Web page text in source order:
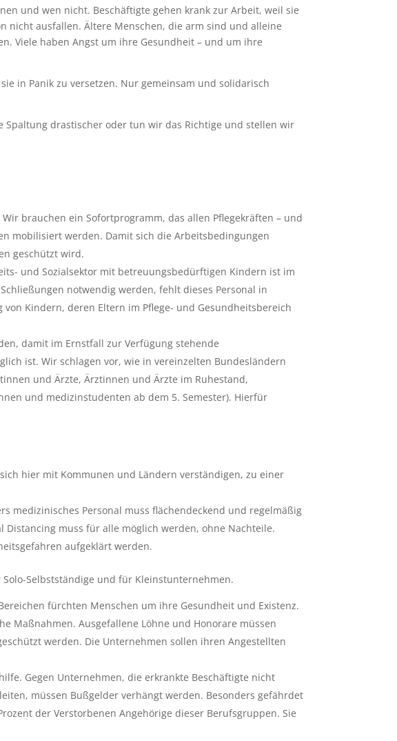
und wen nicht. Beschäftigte gehen krank zur Arbeit, weil sie
nicht ausfallen. Ältere Menschen, die arm sind und alleine
Viele haben Angst um ihre Gesundheit – und um ihre
in Panik zu versetzen. Nur gemeinsam und solidarisch
drastischer oder tun wir das Richtige und stellen wir
brauchen ein Sofortprogramm, das allen Pflegekräften – und
mobilisiert werden. Damit sich die Arbeitsbedingungen
geschützt wird.
und Sozialsektor mit betreuungsbedürftigen Kindern ist im
notwendig werden, fehlt dieses Personal in
Kindern, deren Eltern im Pflege- und Gesundheitsbereich
damit im Ernstfall zur Verfügung stehende
ist. Wir schlagen vor, wie in vereinzelten Bundesländern
und Ärzte, Ärztinnen und Ärzte im Ruhestand,
und medizinstudenten ab dem 5. Semester). Hierfür
hier mit Kommunen und Ländern verständigen, zu einer
medizinisches Personal muss flächendeckend und regelmäßig
muss für alle möglich werden, ohne Nachteile.
aufgeklärt werden.
Selbstständige und für Kleinstunternehmen.
fürchten Menschen um ihre Gesundheit und Existenz.
Maßnahmen. Ausgefallene Löhne und Honorare müssen
werden. Die Unternehmen sollen ihren Angestellten
Gegen Unternehmen, die erkrankte Beschäftigte nicht
müssen Bußgelder verhängt werden. Besonders gefährdet
der Verstorbenen Angehörige dieser Berufsgruppen. Sie